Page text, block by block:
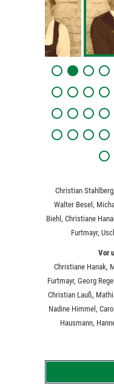
Christian
Walter Besel,
Biehl, Christiane
Furtmayr,
Vor
Christiane Hanak,
Furtmayr, Georg
Christian Lauß,
Nadine Himmel,
Hausmann,